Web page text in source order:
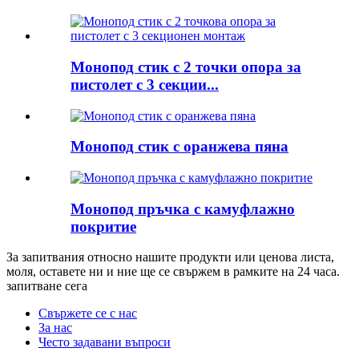
Монопод стик с 2 точки опора за
пистолет с 3 секции...
Монопод стик с оранжева пяна
Монопод пръчка с камуфлажно
покритие
За запитвания относно нашите продукти или ценова листа,
моля, оставете ни и ние ще се свържем в рамките на 24 часа.
запитване сега
Свържете се с нас
За нас
Често задавани въпроси